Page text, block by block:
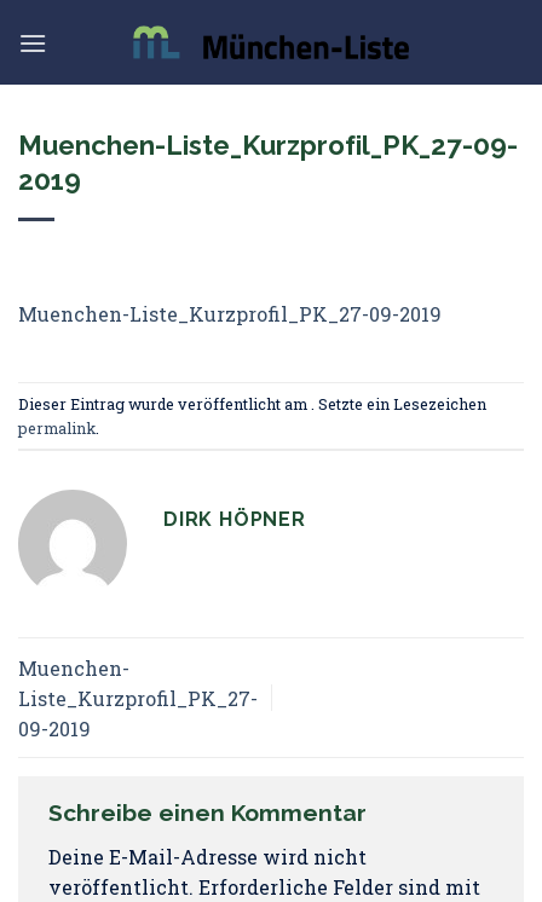
Muenchen-Liste_Kurzprofil_PK_27-09-
2019
Muenchen-Liste_Kurzprofil_PK_27-09-2019
Dieser Eintrag wurde veröffentlicht am . Setzte ein Lesezeichen
permalink
DIRK HÖPNER
Muenchen-
Liste_Kurzprofil_PK_27-
09-2019
Schreibe einen Kommentar
Deine E-Mail-Adresse wird nicht
veröffentlicht. Erforderliche Felder sind mit